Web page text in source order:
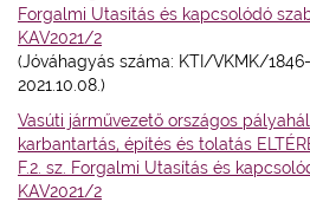
Forgalmi Utasítás és kapcsolódó
KAV2021/2
(Jóváhagyás száma: KTI/VKMK/
2021.10.08.)
Vasúti járművezető országos
karbantartás, építés és tolatás
F.2. sz. Forgalmi Utasítás és
KAV2021/2